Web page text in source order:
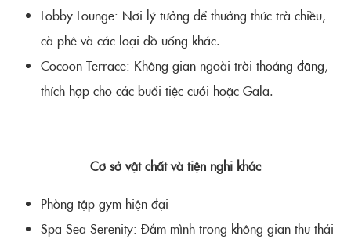
Lobby Lounge: Nơi lý tưởng để thưởng thức trà chiều,
cà phê và các loại đồ uống khác.
Cocoon Terrace: Không gian ngoài trời thoáng đãng,
thích hợp cho các buổi tiệc cưới hoặc Gala.
Cơ sở vật chất và tiện nghi khác
Phòng tập gym hiện đại
Spa Sea Serenity: Đắm mình trong không gian thư thái